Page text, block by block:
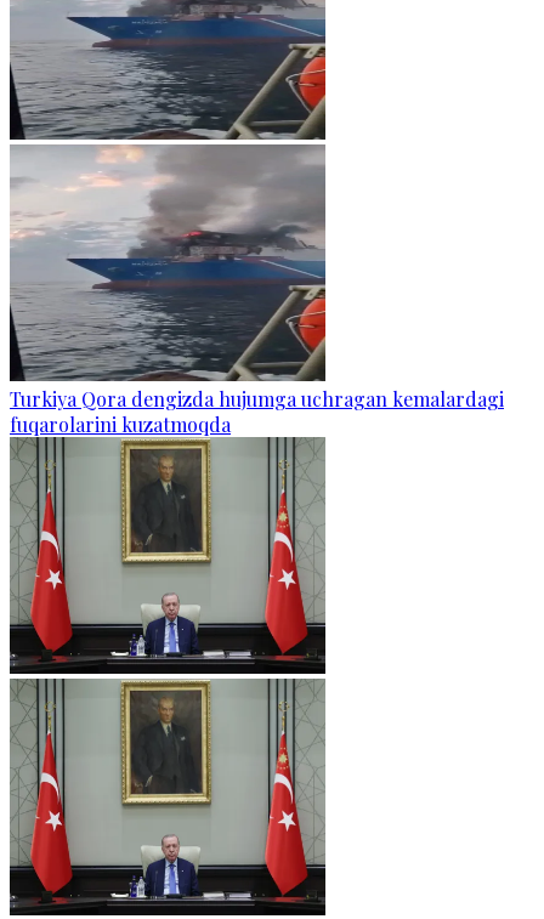
Turkiya Qora dengizda hujumga uchragan kemalardagi
fuqarolarini kuzatmoqda